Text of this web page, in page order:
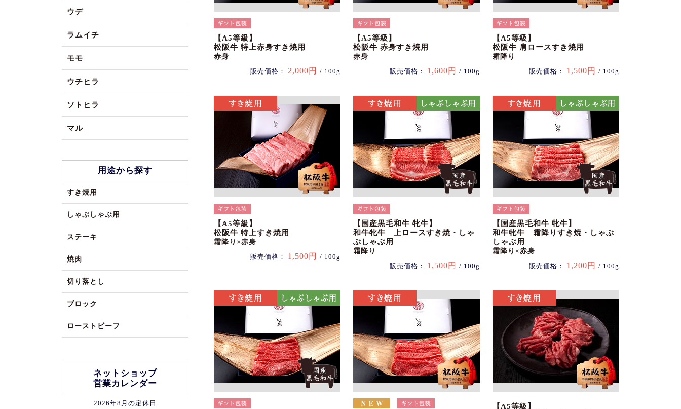
【A5等級】
松阪牛 特上赤身すき焼用
赤身
販売価格： 2,000円 / 100g
【A5等級】
松阪牛 赤身すき焼用
赤身
販売価格： 1,600円 / 100g
【A5等級】
松阪牛 肩ロースすき焼用
霜降り
販売価格： 1,500円 / 100g
【A5等級】
松阪牛 特上すき焼用
霜降り×赤身
販売価格： 1,500円 / 100g
【国産黒毛和牛 牝牛】
和牛牝牛 上ロースすき焼・しゃ
ぶしゃぶ用
霜降り
販売価格： 1,500円 / 100g
【国産黒毛和牛 牝牛】
和牛牝牛 霜降りすき焼・しゃぶ
しゃぶ用
霜降り×赤身
販売価格： 1,200円 / 100g
【A5等級】
ウデ
ラムイチ
モモ
ウチヒラ
ソトヒラ
マル
用途から探す
すき焼用
しゃぶしゃぶ用
ステーキ
焼肉
切り落とし
ブロック
ローストビーフ
ネットショップ
営業カレンダー
2026年8月の定休日